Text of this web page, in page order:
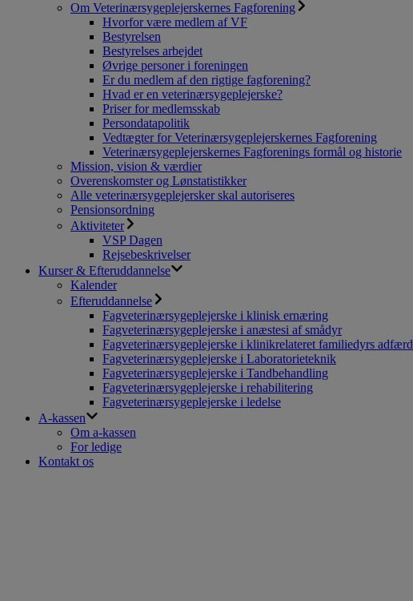
Om Veterinærsygeplejerskernes Fagforening
Hvorfor være medlem af VF
Bestyrelsen
Bestyrelses arbejdet
Øvrige personer i foreningen
Er du medlem af den rigtige fagforening?
Hvad er en veterinærsygeplejerske?
Priser for medlemsskab
Persondatapolitik
Vedtægter for Veterinærsygeplejerskernes Fagforening
Veterinærsygeplejerskernes Fagforenings formål og historie
Mission, vision & værdier
Overenskomster og Lønstatistikker
Alle veterinærsygeplejersker skal autoriseres
Pensionsordning
Aktiviteter
VSP Dagen
Rejsebeskrivelser
Kurser & Efteruddannelse
Kalender
Efteruddannelse
Fagveterinærsygeplejerske i klinisk ernæring
Fagveterinærsygeplejerske i anæstesi af smådyr
Fagveterinærsygeplejerske i klinikrelateret familiedyrs adfærd
Fagveterinærsygeplejerske i Laboratorieteknik
Fagveterinærsygeplejerske i Tandbehandling
Fagveterinærsygeplejerske i rehabilitering
Fagveterinærsygeplejerske i ledelse
A-kassen
Om a-kassen
For ledige
Kontakt os